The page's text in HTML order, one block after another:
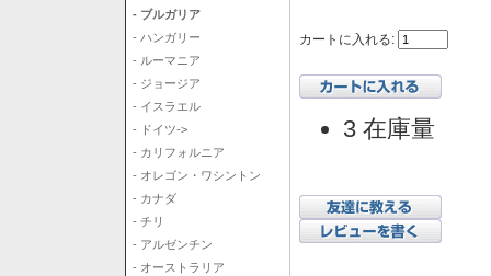
- ブルガリア
- ハンガリー
- ルーマニア
- ジョージア
- イスラエル
- ドイツ->
- カリフォルニア
- オレゴン・ワシントン
- カナダ
- チリ
- アルゼンチン
- オーストラリア
カートに入れる:
3 在庫量